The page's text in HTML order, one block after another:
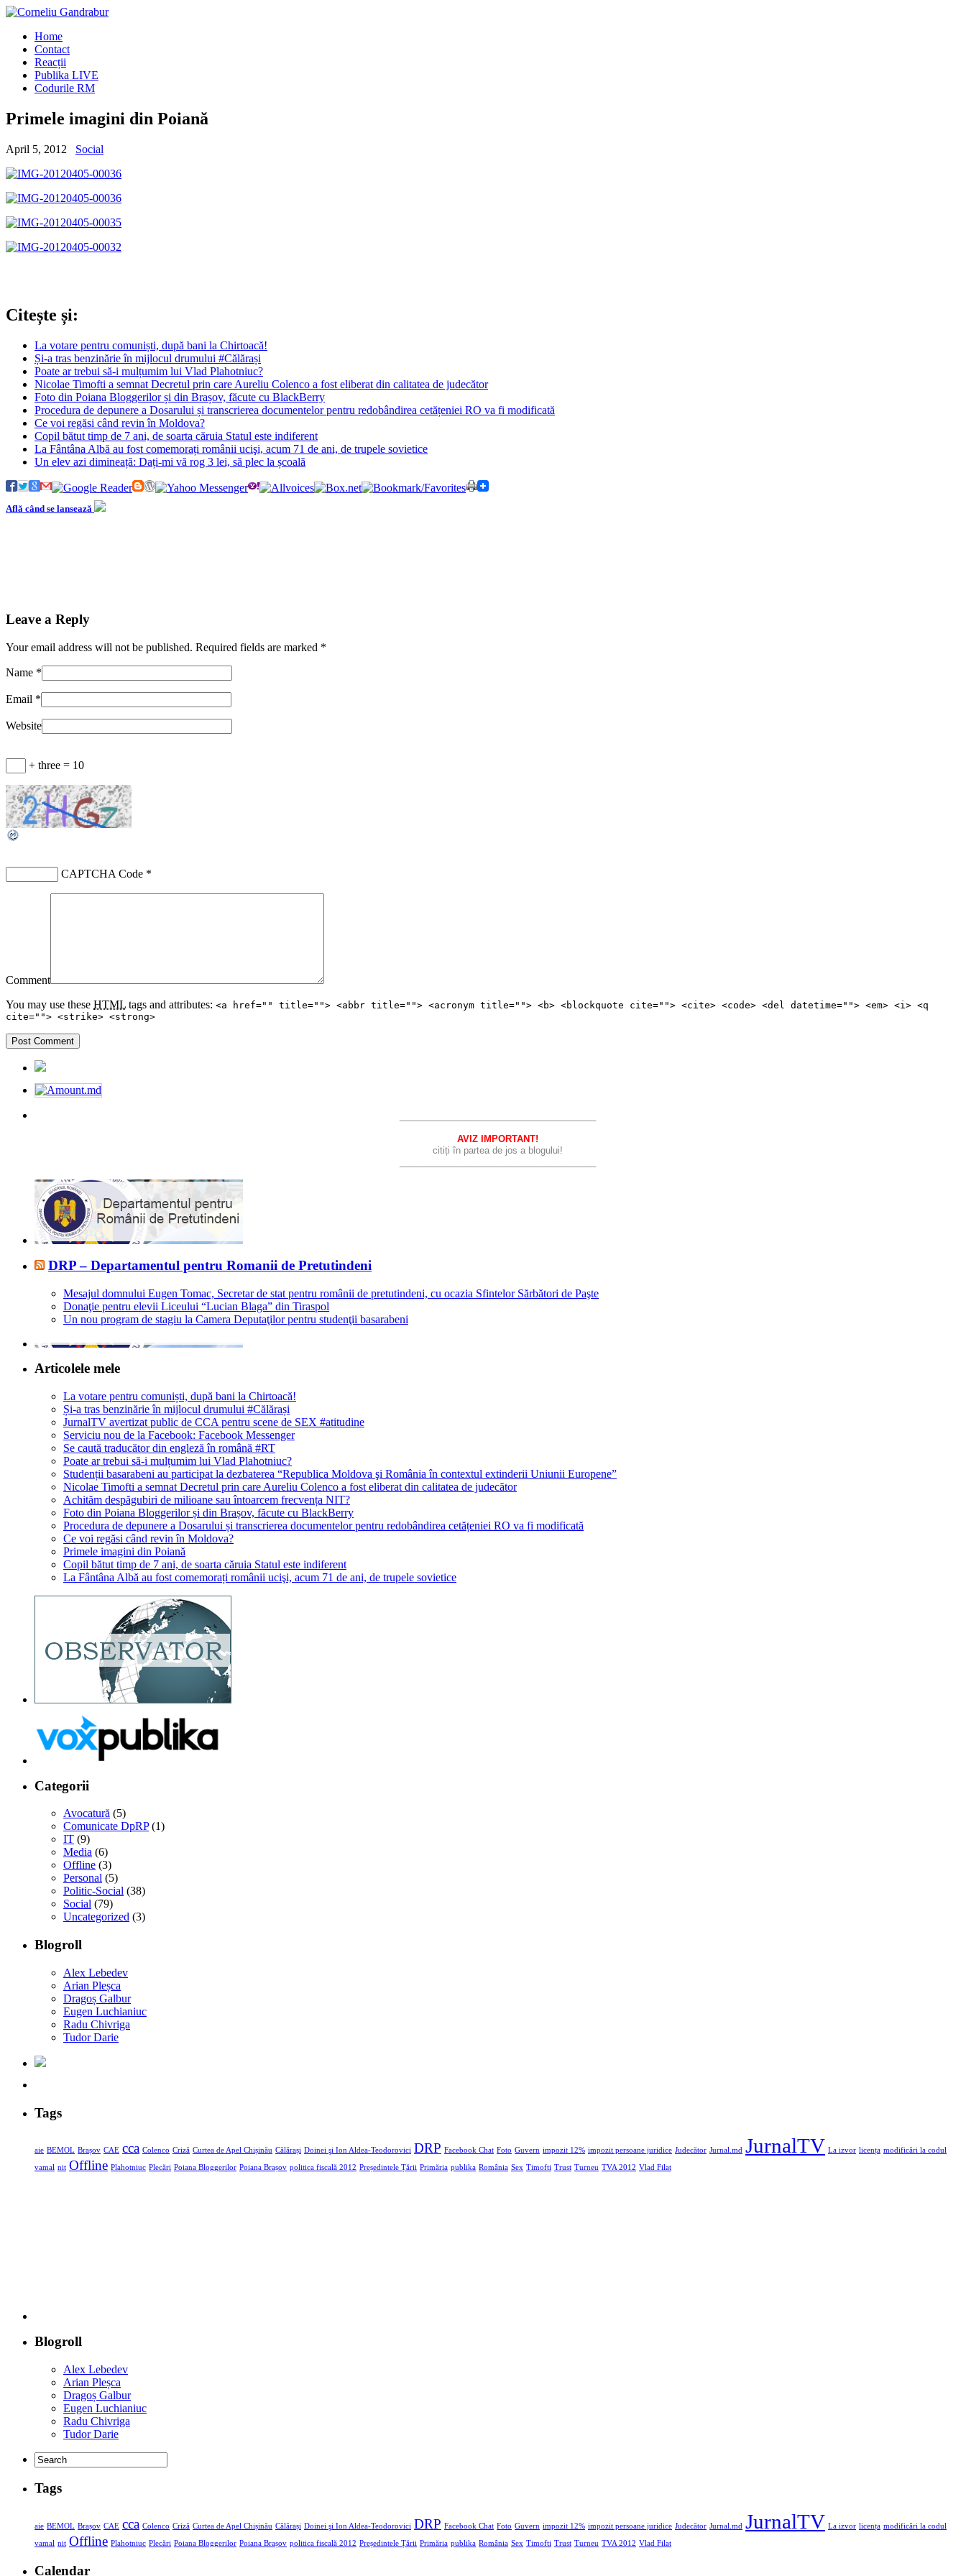
Home
Contact
Reacții
Publika LIVE
Codurile RM
Primele imagini din Poiană
April 5, 2012 Social
Citește și:
La votare pentru comuniști, după bani la Chirtoacă!
Și-a tras benzinărie în mijlocul drumului #Călărași
Poate ar trebui să-i mulțumim lui Vlad Plahotniuc?
Nicolae Timofti a semnat Decretul prin care Aureliu Colenco a fost eliberat din calitatea de judecător
Foto din Poiana Bloggerilor și din Brașov, făcute cu BlackBerry
Procedura de depunere a Dosarului și transcrierea documentelor pentru redobândirea cetățeniei RO va fi modificată
Ce voi regăsi când revin în Moldova?
Copil bătut timp de 7 ani, de soarta căruia Statul este indiferent
La Fântâna Albă au fost comemorați românii ucişi, acum 71 de ani, de trupele sovietice
Un elev azi dimineață: Dați-mi vă rog 3 lei, să plec la școală
Află când se lansează
Leave a Reply
Your email address will not be published. Required fields are marked *
Name *
Email *
Website
+ three = 10
CAPTCHA Code *
Comment
You may use these HTML tags and attributes: <a href="" title=""> <abbr title=""> <acronym title=""> <b> <blockquote cite=""> <cite> <code> <del datetime=""> <em> <i> <q
cite=""> <strike> <strong>
AVIZ IMPORTANT!
citiți în partea de jos a blogului!
DRP – Departamentul pentru Romanii de Pretutindeni
Mesajul domnului Eugen Tomac, Secretar de stat pentru românii de pretutindeni, cu ocazia Sfintelor Sărbători de Paşte
Donaţie pentru elevii Liceului “Lucian Blaga” din Tiraspol
Un nou program de stagiu la Camera Deputaţilor pentru studenţii basarabeni
Articolele mele
La votare pentru comuniști, după bani la Chirtoacă!
Și-a tras benzinărie în mijlocul drumului #Călărași
JurnalTV avertizat public de CCA pentru scene de SEX #atitudine
Serviciu nou de la Facebook: Facebook Messenger
Se caută traducător din engleză în română #RT
Poate ar trebui să-i mulțumim lui Vlad Plahotniuc?
Studenții basarabeni au participat la dezbaterea “Republica Moldova şi România în contextul extinderii Uniunii Europene”
Nicolae Timofti a semnat Decretul prin care Aureliu Colenco a fost eliberat din calitatea de judecător
Achităm despăgubiri de milioane sau întoarcem frecvența NIT?
Foto din Poiana Bloggerilor și din Brașov, făcute cu BlackBerry
Procedura de depunere a Dosarului și transcrierea documentelor pentru redobândirea cetățeniei RO va fi modificată
Ce voi regăsi când revin în Moldova?
Primele imagini din Poiană
Copil bătut timp de 7 ani, de soarta căruia Statul este indiferent
La Fântâna Albă au fost comemorați românii ucişi, acum 71 de ani, de trupele sovietice
Categorii
Avocatură (5)
Comunicate DpRP(1)
IT (9)
Media (6)
Offline (3)
Personal (5)
Politic-Social (38)
Social (79)
Uncategorized (3)
Blogroll
Alex Lebedev
Arian Pleșca
Dragoș Galbur
Eugen Luchianiuc
Radu Chivriga
Tudor Darie
Tags
aie BEMOL Brașov CAE cca Colenco Criză Curtea de Apel Chișinău Călărași Doinei şi Ion Aldea-Teodorovici DRP Facebook Chat Foto Guvern impozit 12% impozit persoane juridice Judecător Jurnal.md JurnalTV La izvor licența modificări la codul
vamal nit Offline Plahotniuc Plecări Poiana Bloggerilor Poiana Brașov politica fiscală 2012 Președintele Țării Primăria publika România Sex Timofti Trust Turneu TVA 2012 Vlad Filat
Blogroll
Alex Lebedev
Arian Pleșca
Dragoș Galbur
Eugen Luchianiuc
Radu Chivriga
Tudor Darie
Tags
aie BEMOL Brașov CAE cca Colenco Criză Curtea de Apel Chișinău Călărași Doinei şi Ion Aldea-Teodorovici DRP Facebook Chat Foto Guvern impozit 12% impozit persoane juridice Judecător Jurnal.md JurnalTV La izvor licența modificări la codul
vamal nit Offline Plahotniuc Plecări Poiana Bloggerilor Poiana Brașov politica fiscală 2012 Președintele Țării Primăria publika România Sex Timofti Trust Turneu TVA 2012 Vlad Filat
Calendar